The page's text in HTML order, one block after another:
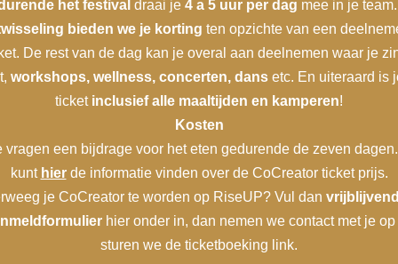
het festival draai je 4 a 5 uur per dag mee in je
bieden we je korting ten opzichte van een
De rest van de dag kan je overal aan deelnemen waar je
workshops, wellness, concerten, dansetc. En uiteraard is
ticket inclusief alle maaltijden en kamperen!
Kosten
vragen een bijdrage voor het eten gedurende de zeven
kunt hierde informatie vinden over de CoCreator ticket prijs.
je CoCreator te worden op RiseUP? Vul dan
hier onder in, dan nemen we contact met je op
sturen we de ticketboeking link.